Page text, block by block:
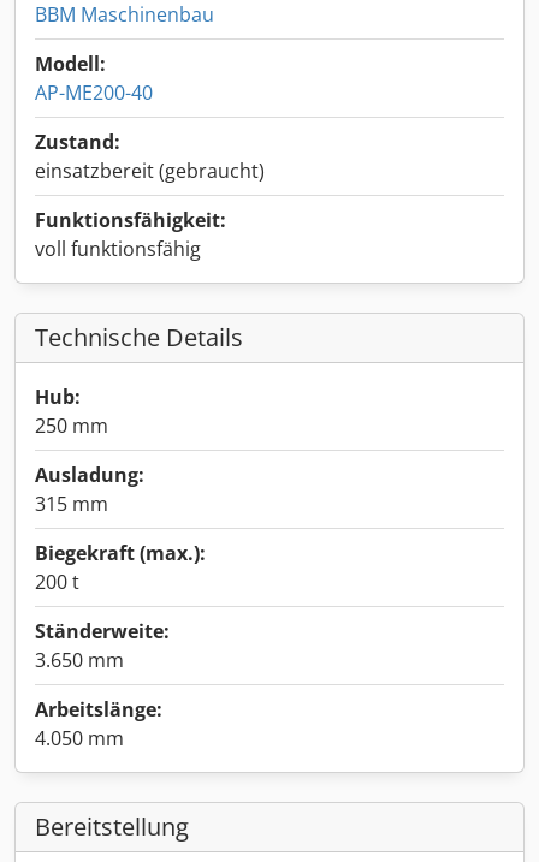
BBM Maschinenbau
Modell:
AP-ME200-40
Zustand:
einsatzbereit (gebraucht)
Funktionsfähigkeit:
voll funktionsfähig
Technische Details
Hub:
250 mm
Ausladung:
315 mm
Biegekraft (max.):
200 t
Ständerweite:
3.650 mm
Arbeitslänge:
4.050 mm
Bereitstellung